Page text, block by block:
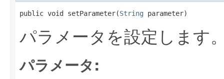
public void setParameter(String parameter)
パラメータを設定します
パラメータ: